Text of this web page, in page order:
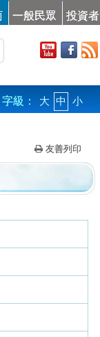
一般民眾 投資者
字級： 大 中 小
友善列印